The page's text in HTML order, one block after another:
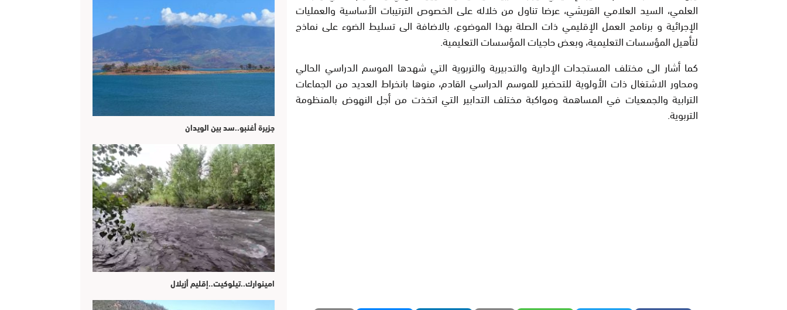
العلمي، السيد العلامي القريشي، عرضا تناول من خلاله على الخصوص الترتيبات الأساسية والعمليات
الإجرائية و برنامج العمل الإقليمي ذات الصلة بهذا الموضوع، بالاضافة الى تسليط الضوء على نماذج
لتأهيل المؤسسات التعليمية، وبعض حاجيات المؤسسات التعليمية.
كما أشار الى مختلف المستجدات الإدارية والتدبيرية والتربوية التي شهدها الموسم الدراسي الحالي
ومحاور الاشتغال ذات الأولوية للتحضير للموسم الدراسي القادم، منوها بانخراط العديد من الجماعات
الترابية والجمعيات في المساهمة ومواكبة مختلف التدابير التي اتخذت من أجل النهوض بالمنظومة
التربوية.
جزيرة أغنبو..سد بين الويدان
امينوارك..تيلوكيت..إقليم أزيلال